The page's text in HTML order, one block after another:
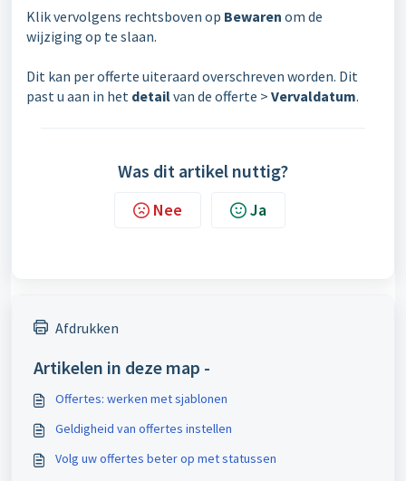
Klik vervolgens rechtsboven op Bewaren om de
wijziging op te slaan.
Dit kan per offerte uiteraard overschreven worden. Dit
past u aan in het detailvan de offerte > Vervaldatum.
Was dit artikel nuttig?
Nee Ja
Afdrukken
Artikelen in deze map -
Offertes: werken met sjablonen
Geldigheid van offertes instellen
Volg uw offertes beter op met statussen